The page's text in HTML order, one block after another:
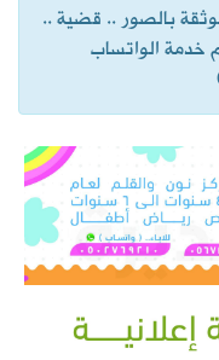
بالصور .. قضية ..
خدمة الواتساب